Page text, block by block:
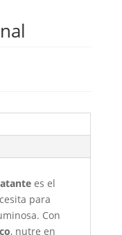
es el
para
Con
, nutre en